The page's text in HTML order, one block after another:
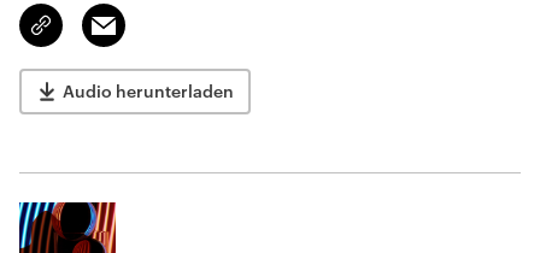
Link
kopieren/teilen
Email
Audio herunterladen